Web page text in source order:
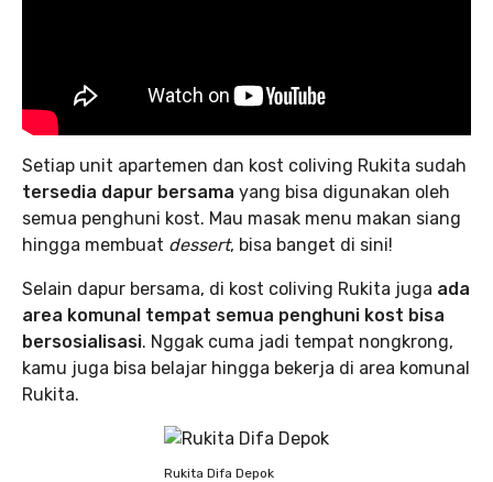
Setiap unit apartemen dan kost coliving Rukita sudah
tersedia dapur bersama yang bisa digunakan oleh
semua penghuni kost. Mau masak menu makan siang
hingga membuat dessert, bisa banget di sini!
Selain dapur bersama, di kost coliving Rukita juga ada
area komunal tempat semua penghuni kost bisa
bersosialisasi. Nggak cuma jadi tempat nongkrong,
kamu juga bisa belajar hingga bekerja di area komunal
Rukita.
Rukita Difa Depok